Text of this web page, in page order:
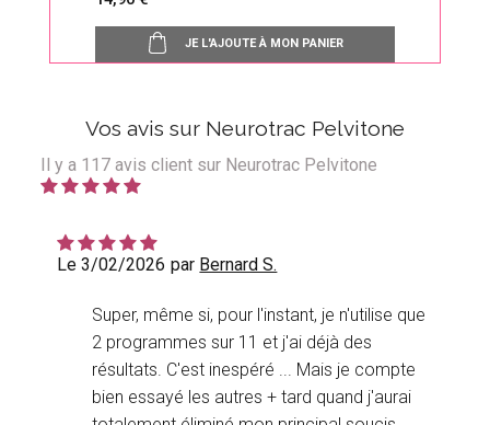
JE L'AJOUTE À MON PANIER
Vos avis sur Neurotrac Pelvitone
Il y a 117 avis client sur Neurotrac Pelvitone
Le 3/02/2026 par Bernard S.
Super, même si, pour l'instant, je n'utilise que
2 programmes sur 11 et j'ai déjà des
résultats. C'est inespéré ... Mais je compte
bien essayé les autres + tard quand j'aurai